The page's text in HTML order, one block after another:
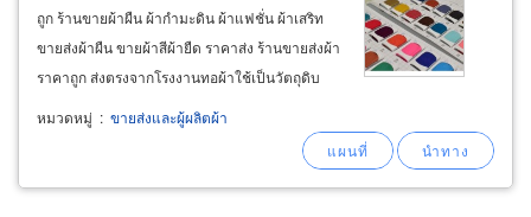
ถูก ร้านขายผ้าผืน ผ้ากำมะดิน ผ้าแฟชั่น ผ้าเสริท
ขายส่งผ้าผืน ขายผ้าสีผ้ายืด ราคาส่ง ร้านขายส่งผ้า
ราคาถูก ส่งตรงจากโรงงานทอผ้าใช้เป็นวัตถุดิบ
ผ้าตัดชุดช็อป เสื้อช่าง ผ้ากันไฟฟ้าสถิต เสื้อแจ็ค
หมวดหมู่ : ขายส่งและผู้ผลิตผ้า